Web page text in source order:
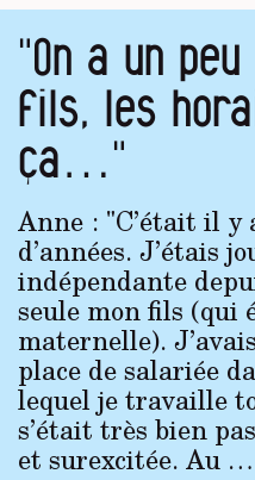
"On a un
fils, les
ça…"
Anne : "C’était il y
d’années. J’étais
indépendante
seule mon fils (qui
maternelle).
place de salariée
lequel je travaille
s’était très bien
et surexcitée. Au …